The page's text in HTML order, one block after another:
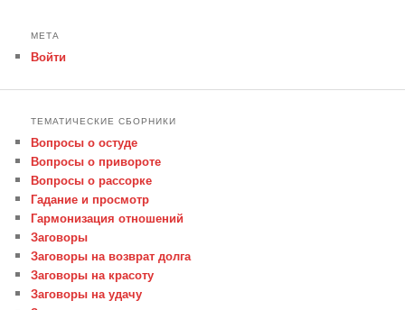
МЕТА
Войти
ТЕМАТИЧЕСКИЕ СБОРНИКИ
Вопросы о остуде
Вопросы о привороте
Вопросы о рассорке
Гадание и просмотр
Гармонизация отношений
Заговоры
Заговоры на возврат долга
Заговоры на красоту
Заговоры на удачу